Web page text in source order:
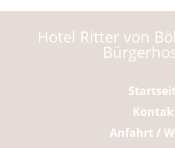
Hotel Ritter von
Anfahrt /